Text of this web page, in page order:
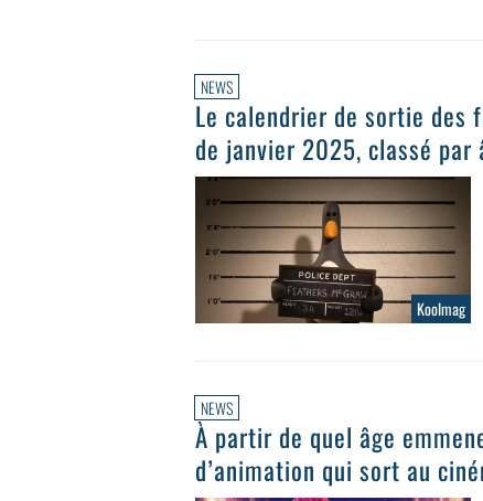
NEWS
Le calendrier de sortie des
de janvier 2025, classé par
Koolmag
NEWS
À partir de quel âge
d’animation qui sort au